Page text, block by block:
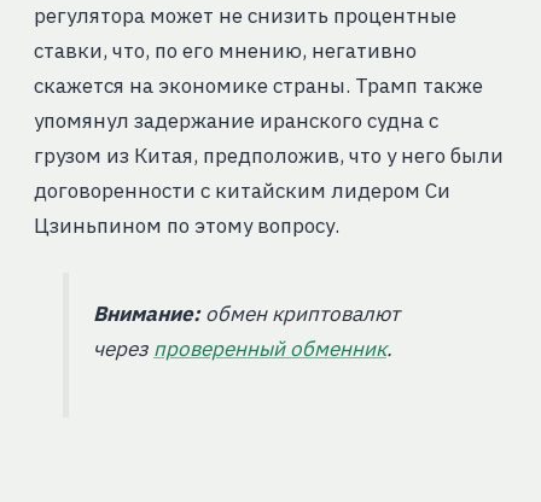
регулятора может не снизить процентные
ставки, что, по его мнению, негативно
скажется на экономике страны. Трамп также
упомянул задержание иранского судна с
грузом из Китая, предположив, что у него были
договоренности с китайским лидером Си
Цзиньпином по этому вопросу.
Внимание:обмен криптовалют
через проверенный обменник.